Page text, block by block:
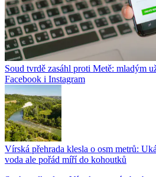
Soud tvrdě zasáhl proti Metě: mladým
Facebook i Instagram
Vírská přehrada klesla o osm metrů:
voda ale pořád míří do kohoutků